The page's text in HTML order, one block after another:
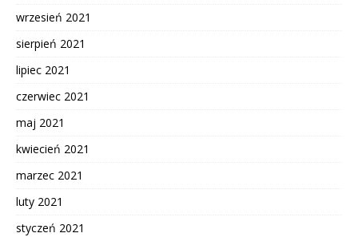
wrzesień 2021
sierpień 2021
lipiec 2021
czerwiec 2021
maj 2021
kwiecień 2021
marzec 2021
luty 2021
styczeń 2021